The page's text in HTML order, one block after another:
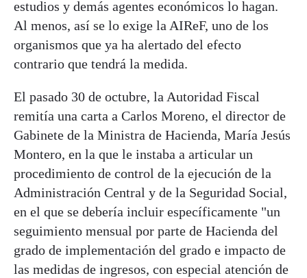
estudios y demás agentes económicos lo hagan.
Al menos, así se lo exige la AIReF, uno de los
organismos que ya ha alertado del efecto
contrario que tendrá la medida.
El pasado 30 de octubre, la Autoridad Fiscal
remitía una carta a Carlos Moreno, el director de
Gabinete de la Ministra de Hacienda, María Jesús
Montero, en la que le instaba a articular un
procedimiento de control de la ejecución de la
Administración Central y de la Seguridad Social,
en el que se debería incluir específicamente "un
seguimiento mensual por parte de Hacienda del
grado de implementación del grado e impacto de
las medidas de ingresos, con especial atención de